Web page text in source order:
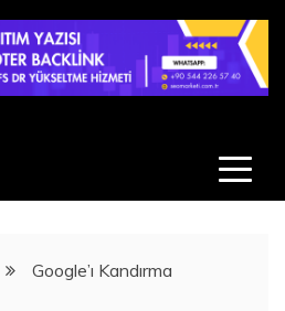
Google’ı Kandırma